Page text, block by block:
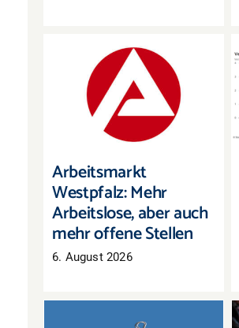
Arbeitsmarkt Westpfalz:
Mehr Arbeitslose, aber
auch mehr offene
Stellen
Arbeitsmarkt
Westpfalz: Mehr
Arbeitslose, aber auch
mehr offene Stellen
6. August 2026